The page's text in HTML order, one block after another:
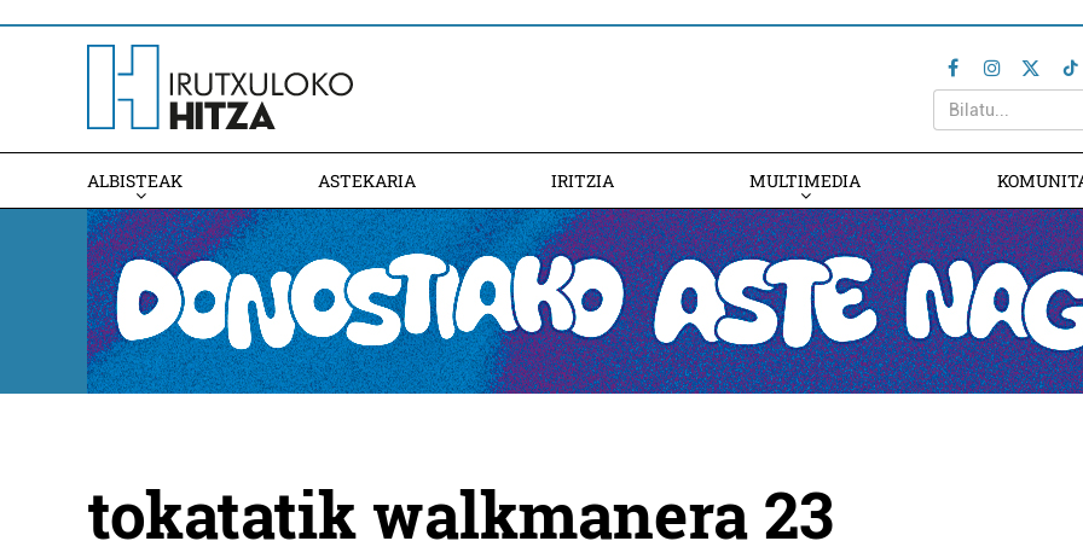
ALBISTEAK ASTEKARIA IRITZIA MULTIMEDIA
tokatatik walkmanera 23